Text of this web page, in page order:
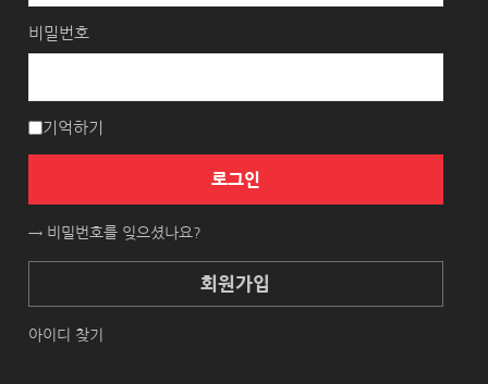
비밀번호
기억하기
로그인
→ 비밀번호를 잊으셨나요?
회원가입
아이디 찾기